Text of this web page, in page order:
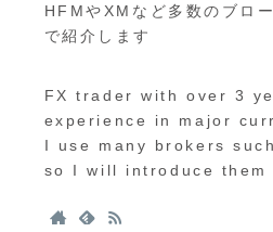
HFMやXMなど多数のブロ
で紹介します
FX trader with over 3
experience in major
I use many brokers
so I will introduce them